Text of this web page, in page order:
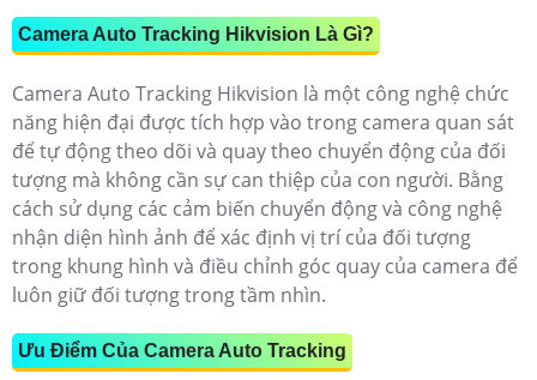
Camera Auto Tracking Hikvision Là Gì?
Camera Auto Tracking Hikvision là một công nghệ chức
năng hiện đại được tích hợp vào trong camera quan sát
để tự động theo dõi và quay theo chuyển động của đối
tượng mà không cần sự can thiệp của con người. Bằng
cách sử dụng các cảm biến chuyển động và công nghệ
nhận diện hình ảnh để xác định vị trí của đối tượng
trong khung hình và điều chỉnh góc quay của camera để
luôn giữ đối tượng trong tầm nhìn.
Ưu Điểm Của Camera Auto Tracking